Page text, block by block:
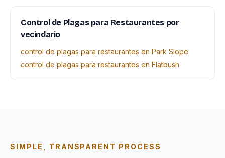
Control de Plagas para Restaurantes por
vecindario
control de plagas para restaurantes en Park Slope
control de plagas para restaurantes en Flatbush
SIMPLE, TRANSPARENT PROCESS